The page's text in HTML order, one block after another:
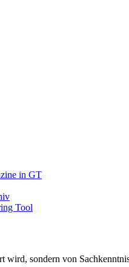
in GT
sondern von